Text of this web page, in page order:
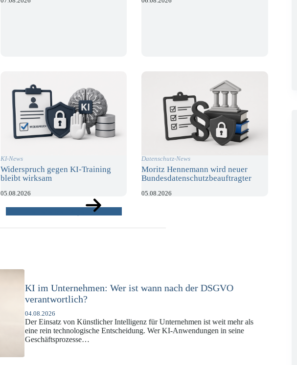
KI-News
Widerspruch gegen KI-Training
bleibt wirksam
05.08.2026
Datenschutz-News
Moritz Hennemann wird neuer
Bundesdatenschutzbeauftragter
05.08.2026
KI-Compliance in der Versicherungswirtschaft mit DORA,
DSGVO und KI-VO
07.07.2026
Die europäische Digitalregulierung hat in den vergangenen Jahren eine
enorme Komplexität erreicht, die insbesondere Unternehmen der Finanz-
und Versicherungswirtschaft vor…